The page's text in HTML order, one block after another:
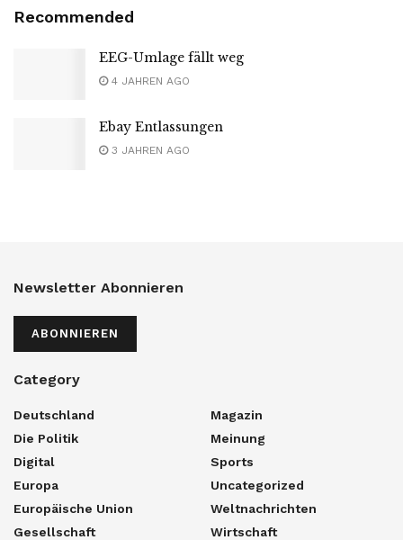
Recommended
EEG-Umlage fällt weg
4 JAHREN AGO
Ebay Entlassungen
3 JAHREN AGO
Newsletter Abonnieren
ABONNIEREN
Category
Deutschland
Die Politik
Digital
Europa
Europäische Union
Gesellschaft
Magazin
Meinung
Sports
Uncategorized
Weltnachrichten
Wirtschaft